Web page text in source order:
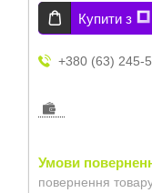
Купити з
+380 (63) 245-
повернення